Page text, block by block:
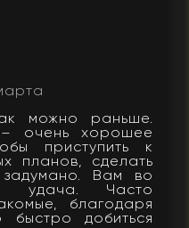
можно раньше.
очень хорошее
приступить к
планов, сделать
Вам во
удача. Часто
благодаря
добиться